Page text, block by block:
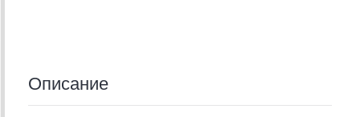
Описание